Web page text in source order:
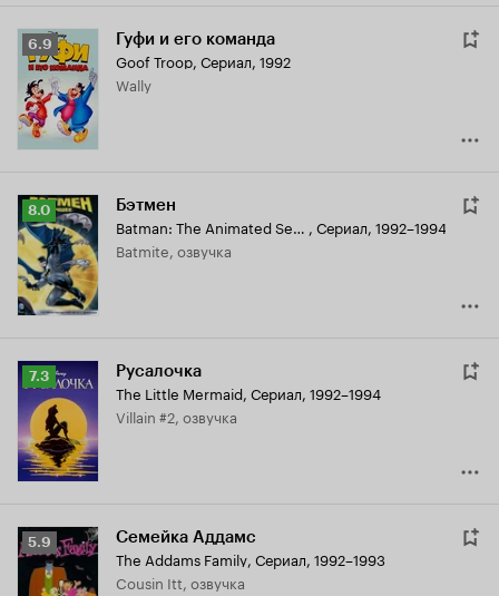
Рейтинг
Кинопоиска
6.9
6.9 Гуфи и его команда
Goof Troop, Сериал, 1992
Wally
Рейтинг
Кинопоиска
8.0
8.0 Бэтмен
Batman: The Animated Series , Сериал, 1992–1994
Batmite, озвучка
Рейтинг
Кинопоиска
7.3
7.3 Русалочка
The Little Mermaid, Сериал, 1992–1994
Villain #2, озвучка
Рейтинг
Кинопоиска
5.9
5.9 Семейка Аддамс
The Addams Family, Сериал, 1992–1993
Cousin Itt, озвучка